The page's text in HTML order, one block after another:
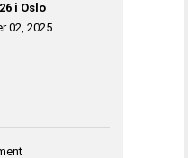
i Oslo
02, 2025